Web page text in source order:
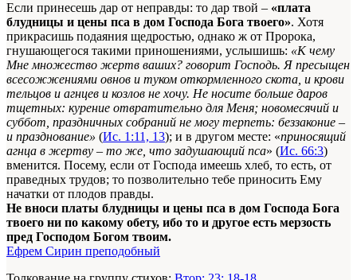
Если принесешь дар от неправды: то дар твой – «плата
блудницы и цены пса в дом Господа Бога твоего». Хотя
прикрасишь подаяния щедростью, однако ж от Пророка,
гнушающегося такими приношениями, услышишь: «К чему
Мне множество жертв ваших? говорит Господь. Я пресыщен
всесожжениями овнов и туком откормленного скота, и крови
тельцов и агнцев и козлов не хочу. Не носите больше даров
тщетных: курение отвратительно для Меня; новомесячий и
суббот, праздничных собраний не могу терпеть: беззаконие –
и празднование» (Ис. 1:11, 13); и в другом месте: «приносящий
агнца в жертву – то же, что задушающий пса» (Ис. 66:3)
вменится. Посему, если от Господа имеешь хлеб, то есть, от
праведных трудов; то позволительно тебе приносить Ему
начатки от плодов правды.
Не вноси платы блудницы и цены пса в дом Господа Бога
твоего ни по какому обету, ибо то и другое есть мерзость
пред Господом Богом твоим.
Ефрем Сирин преподобный